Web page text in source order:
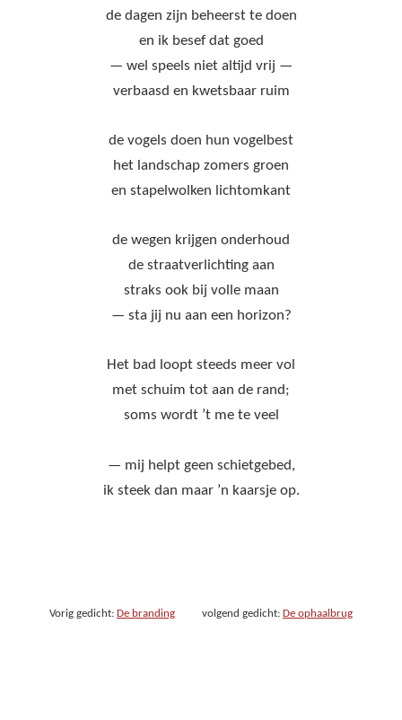
de dagen zijn beheerst te doen
en ik besef dat goed
— wel speels niet altijd vrij —
verbaasd en kwetsbaar ruim
de vogels doen hun vogelbest
het landschap zomers groen
en stapelwolken lichtomkant
de wegen krijgen onderhoud
de straatverlichting aan
straks ook bij volle maan
— sta jij nu aan een horizon?
Het bad loopt steeds meer vol
met schuim tot aan de rand;
soms wordt ’t me te veel
— mij helpt geen schietgebed,
ik steek dan maar ’n kaarsje op.
Vorig gedicht: De branding volgend gedicht: De ophaalbrug